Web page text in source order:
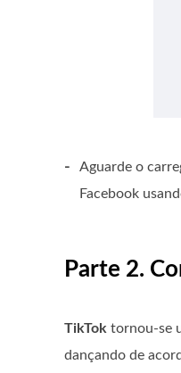
-
Aguarde o
Facebook
Parte 2.
TikTok tornou-se
dançando de